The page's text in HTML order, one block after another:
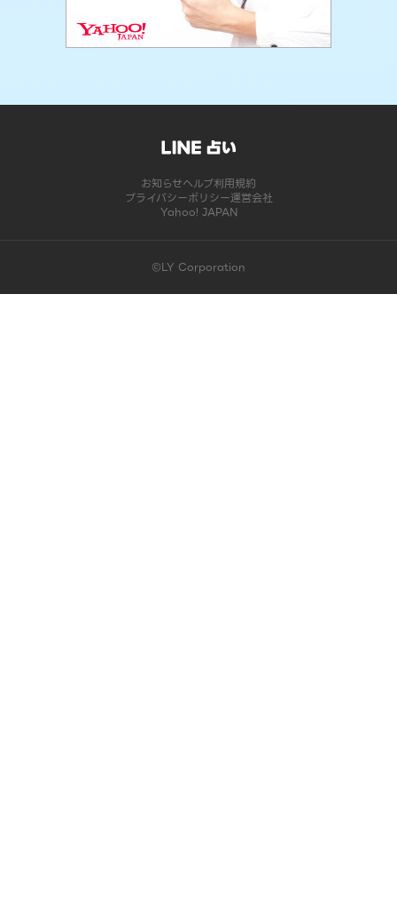
お知らせヘルプ利用規約
プライバシーポリシー運営会社
Yahoo! JAPAN
©LY Corporation
このコンテンツは掲載が終了しました | LINE占い